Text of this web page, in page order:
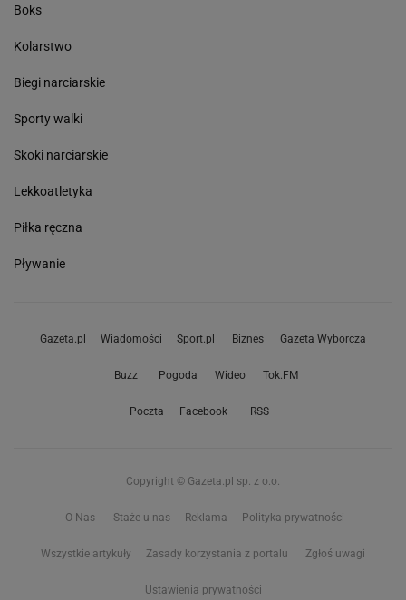
Boks
Kolarstwo
Biegi narciarskie
Sporty walki
Skoki narciarskie
Lekkoatletyka
Piłka ręczna
Pływanie
Gazeta.pl Wiadomości Sport.pl Biznes Gazeta Wyborcza
Buzz Pogoda Wideo Tok.FM
Poczta Facebook RSS
Copyright © Gazeta.pl sp. z o.o.
O Nas Staże u nas Reklama Polityka prywatności
Wszystkie artykuły Zasady korzystania z portalu Zgłoś uwagi
Ustawienia prywatności